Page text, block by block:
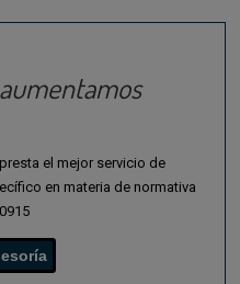
el mejor servicio de
en materia de normativa